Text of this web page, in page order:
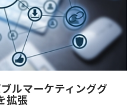
ルマーケティンググ
拡張